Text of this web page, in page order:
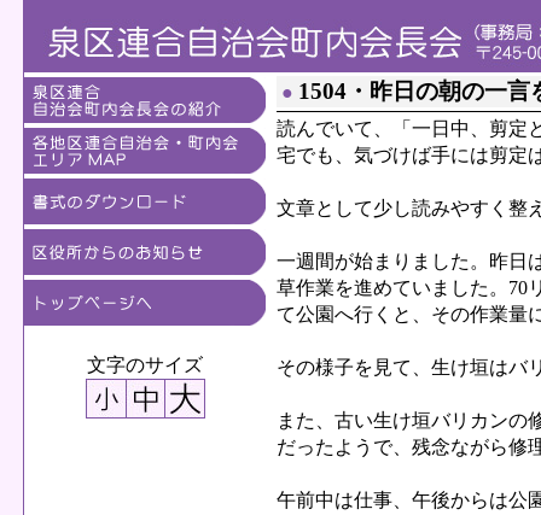
文字のサイズ
● 1504・昨日の朝の一言
読んでいて、「一日中、剪定
宅でも、気づけば手には剪定
文章として少し読みやすく整
一週間が始まりました。昨日
草作業を進めていました。70
て公園へ行くと、その作業量
その様子を見て、生け垣はバ
また、古い生け垣バリカンの
だったようで、残念ながら修
午前中は仕事、午後からは公